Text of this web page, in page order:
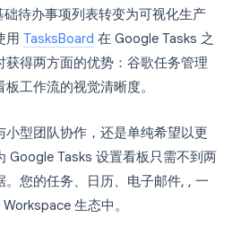
础待办事项列表转变为可视化生产
用 TasksBoard 在 Google Tasks 之
得两方面的优势：谷歌任务管理
工作流的视觉清晰度。
型团队协作，还是单纯希望以更
Google Tasks 设置看板只需不到两
您的任务、日历、电子邮件, , 一
生态中。